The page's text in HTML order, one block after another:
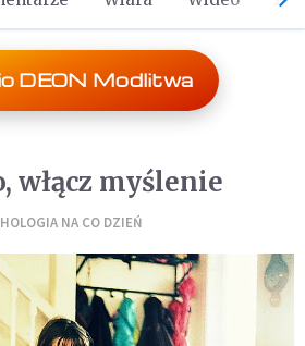
DEON Modlitwa
włącz myślenie
NA CO DZIEŃ